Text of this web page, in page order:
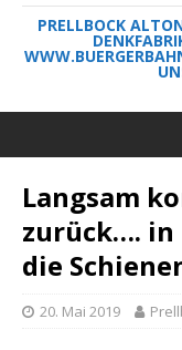
PRELLBOCK
Langsam
zurück…. in
die
20. Mai 2019